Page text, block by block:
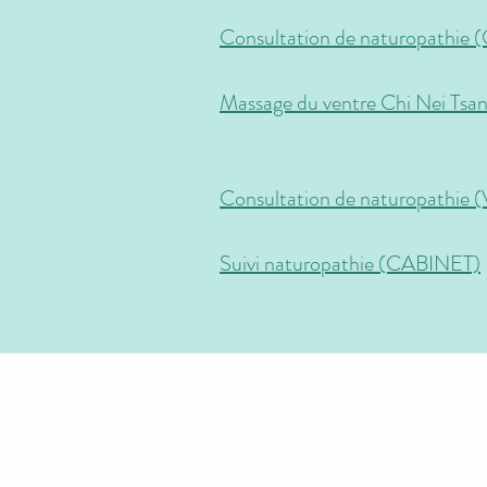
Consultation de naturopathie
Massage du ventre Chi Nei
Consultation de naturopathie
Suivi naturopathie (CABINET)